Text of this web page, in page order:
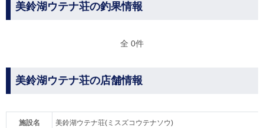
美鈴湖ウテナ荘の釣果情報
全 0件
美鈴湖ウテナ荘の店舗情報
施設名 美鈴湖ウテナ荘(ミスズコウテナソウ)